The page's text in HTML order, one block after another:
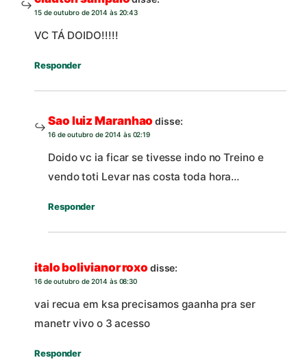
15 de outubro de 2014 às 20:43
VC TÁ DOIDO!!!!!
Responder
Sao luiz Maranhao disse:
16 de outubro de 2014 às 02:19
Doido vc ia ficar se tivesse indo no Treino e
vendo toti Levar nas costa toda hora…
Responder
italo bolivianor roxo disse:
16 de outubro de 2014 às 08:30
vai recua em ksa precisamos gaanha pra ser
manetr vivo o 3 acesso
Responder